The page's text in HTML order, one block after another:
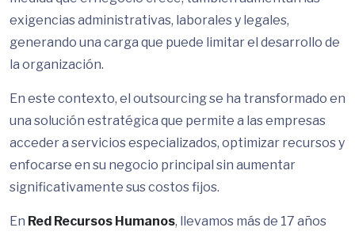
exigencias administrativas, laborales y legales,
generando una carga que puede limitar el desarrollo de
la organización.
En este contexto, el outsourcing se ha transformado en
una solución estratégica que permite a las empresas
acceder a servicios especializados, optimizar recursos y
enfocarse en su negocio principal sin aumentar
significativamente sus costos fijos.
En Red Recursos Humanos, llevamos más de 17 años